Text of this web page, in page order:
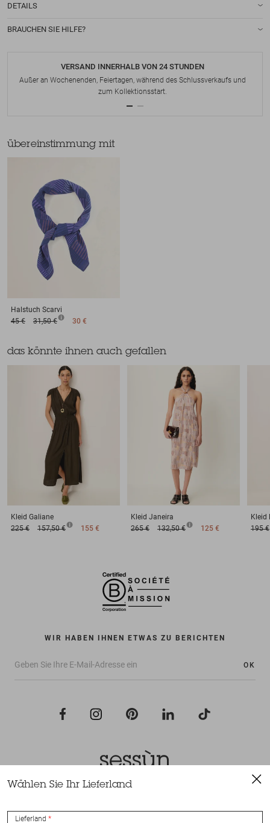
DETAILS
BRAUCHEN SIE HILFE?
VERSAND INNERHALB VON 24 STUNDEN
Außer an Wochenenden, Feiertagen, während des Schlussverkaufs und
zum Kollektionsstart.
übereinstimmung mit
Halstuch Scarvi
45 €
31,50 € 30 €
das könnte ihnen auch gefallen
Kleid Galiane
225 €
157,50 € 155 €
Kleid Janeira
265 €
132,50 € 125 €
Kleid
195 €
WIR HABEN IHNEN ETWAS ZU BERICHTEN
OK
Wählen Sie Ihr Lieferland
Lieferland